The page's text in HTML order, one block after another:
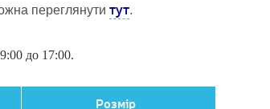
переглянутитут.
до 17:00.
Розмір